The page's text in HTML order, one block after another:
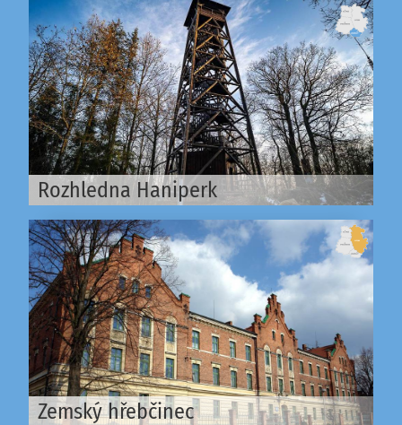
Rozhledna Haniperk
Zemský hřebčinec